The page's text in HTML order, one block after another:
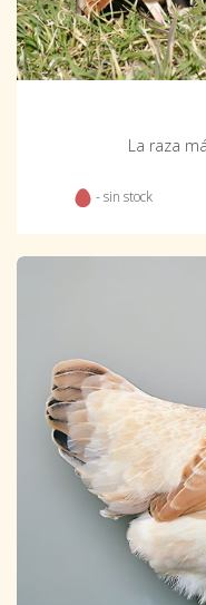
La raza
- sin stock